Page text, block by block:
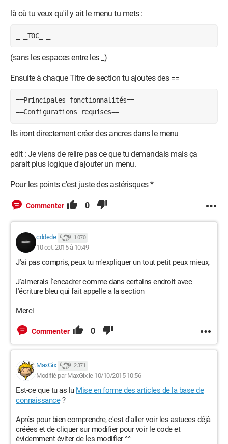
là où tu veux qu'il y ait le menu tu mets :
_ _TOC_ _
(sans les espaces entre les _)
Ensuite à chaque Titre de section tu ajoutes des ==
==Principales fonctionnalités==
==Configurations requises==
Ils iront directement créer des ancres dans le menu
edit : Je viens de relire pas ce que tu demandais mais ça
parait plus logique d'ajouter un menu.
Pour les points c'est juste des astérisques *
Commenter 0
cddede 1 070
10 oct. 2015 à 10:49
J'ai pas compris, peux tu m'expliquer un tout petit peux mieux,
J'aimerais l'encadrer comme dans certains endroit avec
l'écriture bleu qui fait appelle a la section
Merci
Commenter 0
MaxGix 2 371
Modifié par MaxGix le 10/10/2015 10:56
Est-ce que tu as lu Mise en forme des articles de la base de
connaissance?
Après pour bien comprendre, c'est d'aller voir les astuces déjà
créées et de cliquer sur modifier pour voir le code et
évidemment éviter de les modifier ^^